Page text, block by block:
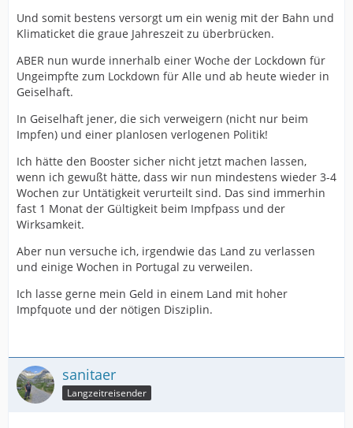
Und somit bestens versorgt um ein wenig mit der Bahn und
Klimaticket die graue Jahreszeit zu überbrücken.
ABER nun wurde innerhalb einer Woche der Lockdown für
Ungeimpfte zum Lockdown für Alle und ab heute wieder in
Geiselhaft.
In Geiselhaft jener, die sich verweigern (nicht nur beim
Impfen) und einer planlosen verlogenen Politik!
Ich hätte den Booster sicher nicht jetzt machen lassen,
wenn ich gewußt hätte, dass wir nun mindestens wieder 3-4
Wochen zur Untätigkeit verurteilt sind. Das sind immerhin
fast 1 Monat der Gültigkeit beim Impfpass und der
Wirksamkeit.
Aber nun versuche ich, irgendwie das Land zu verlassen
und einige Wochen in Portugal zu verweilen.
Ich lasse gerne mein Geld in einem Land mit hoher
Impfquote und der nötigen Disziplin.
sanitaer
Langzeitreisender